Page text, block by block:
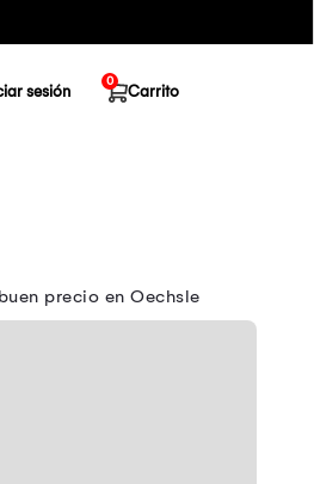
sesión Carrito
0
precio en Oechsle